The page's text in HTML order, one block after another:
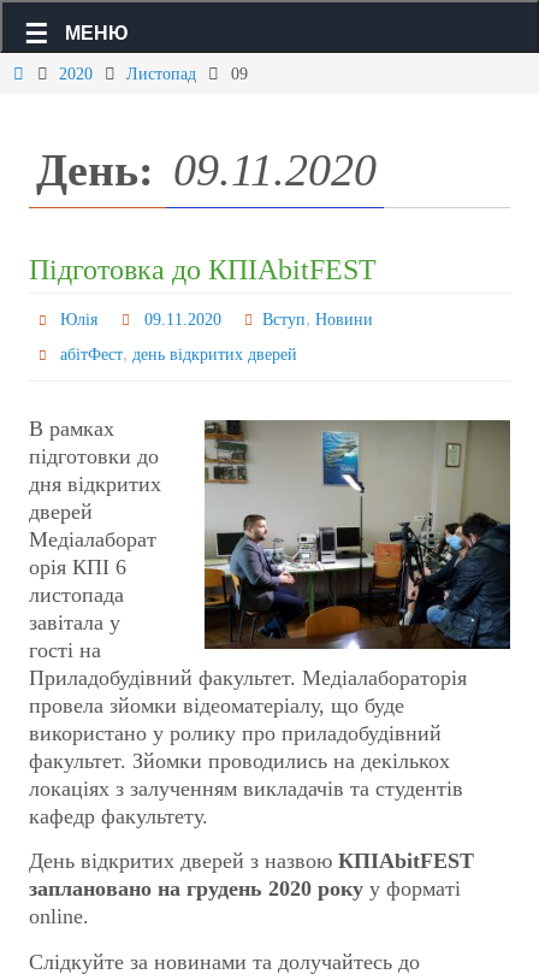
МЕНЮ
2020 Листопад 09
День: 09.11.2020
Підготовка до КПІAbitFEST
Юлія 09.11.2020 Вступ, Новини
абітФест, день відкритих дверей
В рамках
підготовки до
дня відкритих
дверей
Медіалаборат
орія КПІ 6
листопада
завітала у
гості на
Приладобудівний факультет. Медіалабораторія
провела зйомки відеоматеріалу, що буде
використано у ролику про приладобудівний
факультет. Зйомки проводились на декількох
локаціях з залученням викладачів та студентів
кафедр факультету.
День відкритих дверей з назвою КПІAbitFEST
заплановано на грудень 2020 року у форматі
online.
Слідкуйте за новинами та долучайтесь до